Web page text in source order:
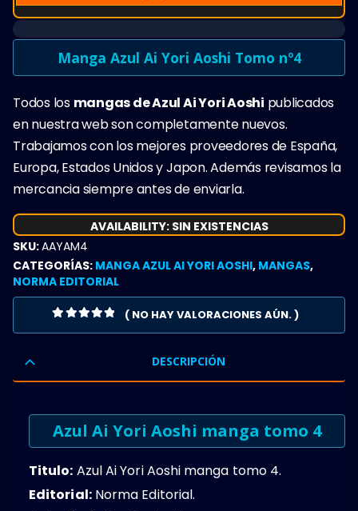
Manga Azul Ai Yori Aoshi Tomo nº4
Todos los mangas de Azul Ai Yori Aoshi publicados
en nuestra web son completamente nuevos.
Trabajamos con los mejores proveedores de España,
Europa, Estados Unidos y Japon. Además revisamos la
mercancia siempre antes de enviarla.
AVAILABILITY: SIN EXISTENCIAS
SKU:AAYAM4
CATEGORÍAS: MANGA AZUL AI YORI AOSHI, MANGAS,
NORMA EDITORIAL
( NO HAY VALORACIONES AÚN. )
DESCRIPCIÓN
Azul Ai Yori Aoshi manga tomo 4
Titulo: Azul Ai Yori Aoshi manga tomo 4.
Editorial:Norma Editorial.